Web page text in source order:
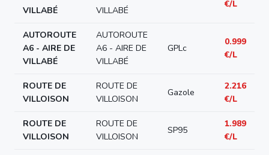
VILLABÉ
VILLABÉ
€/L
AUTOROUTE
A6 - AIRE DE
VILLABÉ
AUTOROUTE
A6 - AIRE DE
VILLABÉ
GPLc
0.999
€/L
ROUTE DE
VILLOISON
ROUTE DE
VILLOISON
Gazole
2.216
€/L
ROUTE DE
VILLOISON
ROUTE DE
VILLOISON
SP95
1.989
€/L